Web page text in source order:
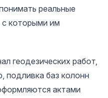
реальные
с которыми им
геодезических работ,
подливка баз колонн
актами